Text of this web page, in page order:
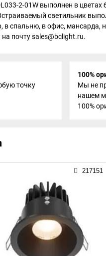
2-01W выполнен в
светильник
в спальню, в офис,
почту sales@bclight.ru.
точку
100%
Мы не
нашем
100%
217151